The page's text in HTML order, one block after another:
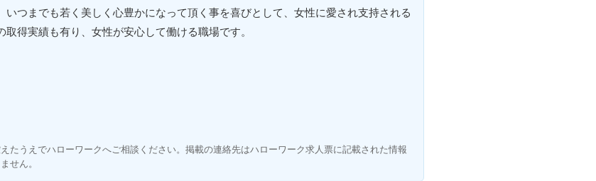
いつまでも若く美しく心豊かになって頂く事を喜びとして、女性に愛され支持される
得実績も有り、女性が安心して働ける職場です。
たうえでハローワークへご相談ください。掲載の連絡先はハローワーク求人票に記載された情報
せん。